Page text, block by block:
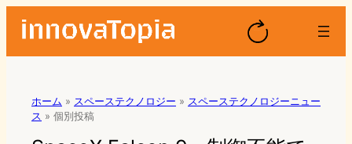
ホーム » スペーステクノロジー » スペーステクノロジーニュー
ス » 個別投稿